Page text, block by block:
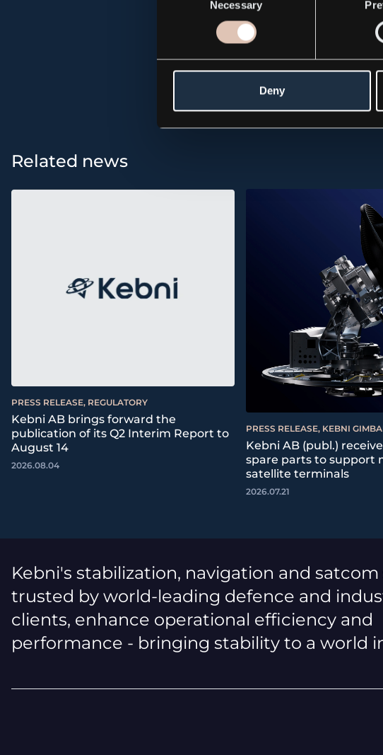
Necessary
Deny
All news and press releases
Related news
PRESS RELEASE, REGULATORY
Kebni AB brings forward the
publication of its Q2 Interim Report to
August 14
2026.08.04
PRESS RELEASE, KEBNI
Kebni AB (publ.)
spare parts to support
satellite terminals
2026.07.21
Kebni's stabilization, navigation and satcom
trusted by world-leading defence and
clients, enhance operational efficiency and
performance - bringing stability to a world